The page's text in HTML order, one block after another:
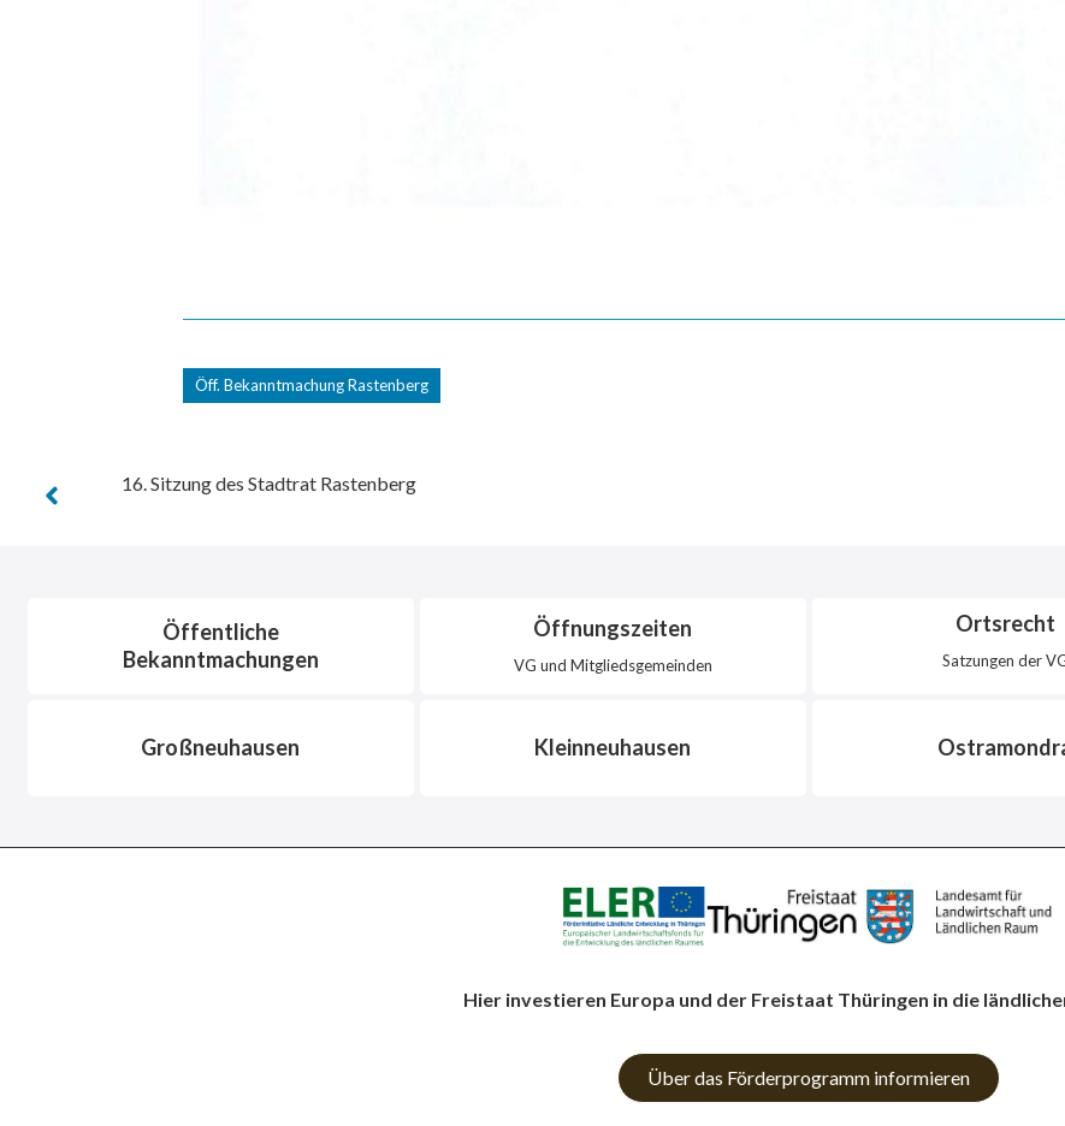
Öff. Bekanntmachung Rastenberg
16. Sitzung des Stadtrat Rastenberg
Öffentliche
Bekanntmachungen
Öffnungszeiten
VG und Mitgliedsgemeinden
Ortsrecht
Satzungen der
Großneuhausen Kleinneuhausen
Hier investieren Europa und der Freistaat Thüringen in die
Über das Förderprogramm informieren